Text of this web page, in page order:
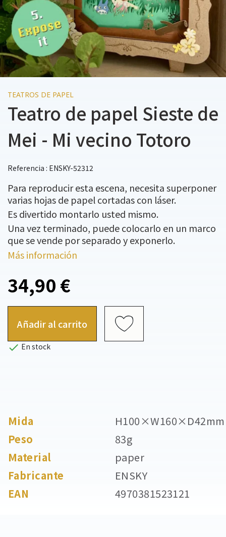
TEATROS DE PAPEL
Teatro de papel Sieste de
Mei - Mi vecino Totoro
Referencia : ENSKY-52312
Para reproducir esta escena, necesita superponer
varias hojas de papel cortadas con láser.
Es divertido montarlo usted mismo.
Una vez terminado, puede colocarlo en un marco
que se vende por separado y exponerlo.
Más información
34,90 €
Añadir al carrito
 En stock
Mida
H100×W160×D42mm
Peso
83g
Material
paper
Fabricante
ENSKY
EAN
4970381523121